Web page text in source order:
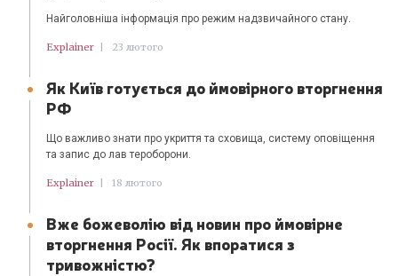
Найголовніша інформація про режим надзвичайного стану.
Explainer 23 лютого
Як Київ готується до ймовірного вторгнення
РФ
Що важливо знати про укриття та сховища, систему оповіщення
та запис до лав тероборони.
Explainer 18 лютого
Вже божеволію від новин про ймовірне
вторгнення Росії. Як впоратися з
тривожністю?